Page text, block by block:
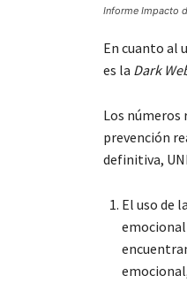
Informe Impacto
En cuanto al
es la Dark
Los números
prevención
definitiva,
El uso de la
emocional